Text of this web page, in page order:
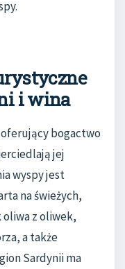
i wina
bogactwo
jej
wyspy jest
na świeżych,
z oliwek,
a także
Sardynii ma